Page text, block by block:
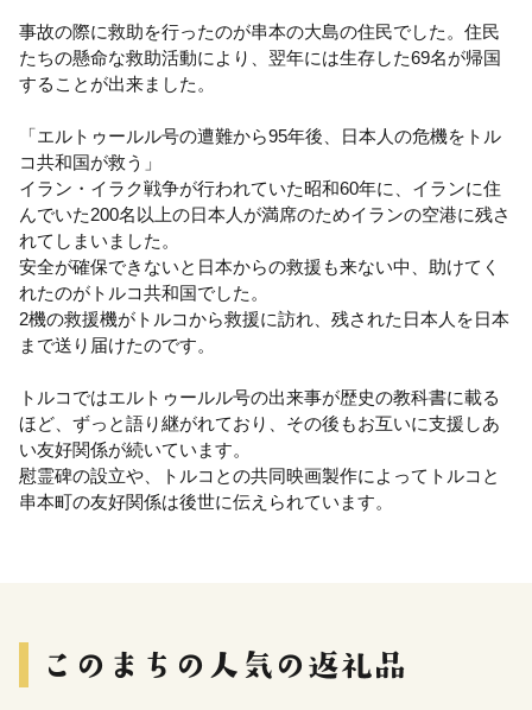
事故の際に救助を行ったのが串本の大島の住民でした。住民
たちの懸命な救助活動により、翌年には生存した69名が帰国
することが出来ました。
「エルトゥールル号の遭難から95年後、日本人の危機をトル
コ共和国が救う」
イラン・イラク戦争が行われていた昭和60年に、イランに住
んでいた200名以上の日本人が満席のためイランの空港に残さ
れてしまいました。
安全が確保できないと日本からの救援も来ない中、助けてく
れたのがトルコ共和国でした。
2機の救援機がトルコから救援に訪れ、残された日本人を日本
まで送り届けたのです。
トルコではエルトゥールル号の出来事が歴史の教科書に載る
ほど、ずっと語り継がれており、その後もお互いに支援しあ
い友好関係が続いています。
慰霊碑の設立や、トルコとの共同映画製作によってトルコと
串本町の友好関係は後世に伝えられています。